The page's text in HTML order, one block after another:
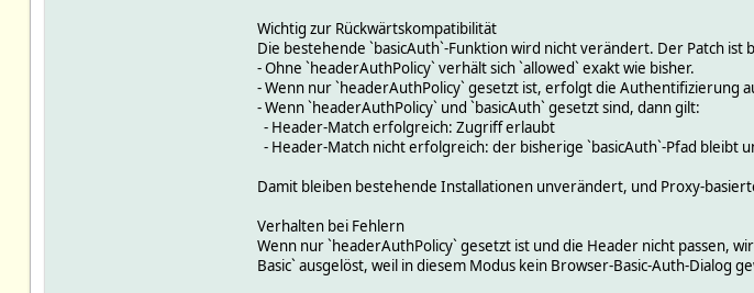
Wichtig zur Rückwärtskompatibilität
Die bestehende `basicAuth`-Funktion wird nicht verändert. Der Patch ist
- Ohne `headerAuthPolicy` verhält sich `allowed` exakt wie bisher.
- Wenn nur `headerAuthPolicy` gesetzt ist, erfolgt die Authentifizierung
- Wenn `headerAuthPolicy` und `basicAuth` gesetzt sind, dann gilt:
- Header-Match erfolgreich: Zugriff erlaubt
- Header-Match nicht erfolgreich: der bisherige `basicAuth`-Pfad bleibt
Damit bleiben bestehende Installationen unverändert, und Proxy-
Verhalten bei Fehlern
Wenn nur `headerAuthPolicy` gesetzt ist und die Header nicht passen,
Basic` ausgelöst, weil in diesem Modus kein Browser-Basic-Auth-Dialog